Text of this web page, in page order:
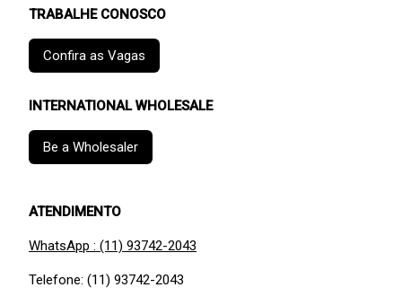
TRABALHE CONOSCO
Confira as Vagas
INTERNATIONAL WHOLESALE
Be a Wholesaler
ATENDIMENTO
WhatsApp : (11) 93742-2043
Telefone: (11) 93742-2043